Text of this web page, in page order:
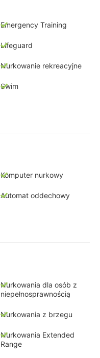
Emergency Training
Lifeguard
Nurkowanie rekreacyjne
Swim
Komputer nurkowy
Automat oddechowy
Nurkowania dla osób z
niepełnosprawnością
Nurkowania z brzegu
Nurkowania Extended
Range